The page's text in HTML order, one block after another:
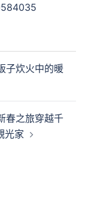
子炊火中的暖
春之旅穿越千
光家